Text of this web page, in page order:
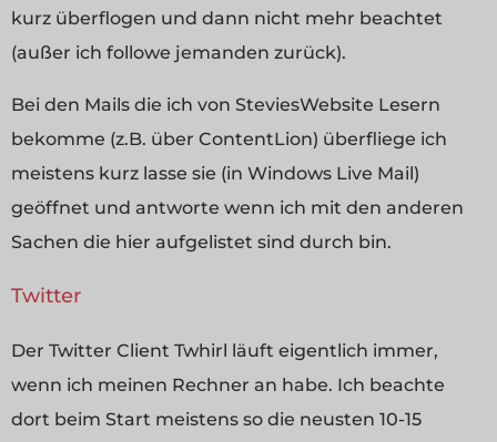
kurz überflogen und dann nicht mehr beachtet
(außer ich followe jemanden zurück).
Bei den Mails die ich von SteviesWebsite Lesern
bekomme (z.B. über ContentLion) überfliege ich
meistens kurz lasse sie (in Windows Live Mail)
geöffnet und antworte wenn ich mit den anderen
Sachen die hier aufgelistet sind durch bin.
Twitter
Der Twitter Client Twhirl läuft eigentlich immer,
wenn ich meinen Rechner an habe. Ich beachte
dort beim Start meistens so die neusten 10-15